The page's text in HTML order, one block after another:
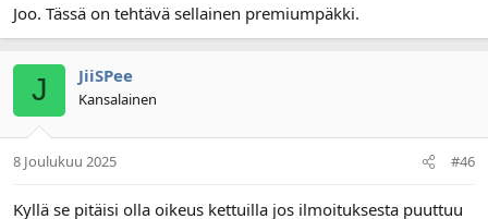
Joo. Tässä on tehtävä sellainen premiumpäkki.
J JiiSPee
Kansalainen
8 Joulukuu 2025 #46
Kyllä se pitäisi olla oikeus kettuilla jos ilmoituksesta puuttuu